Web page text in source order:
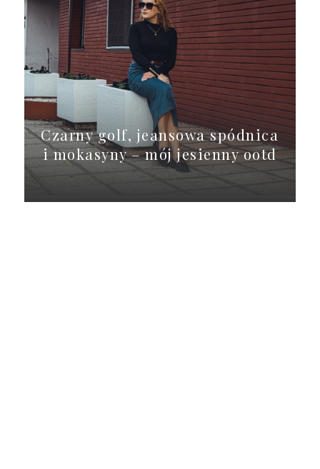
Czarny golf, jeansowa spódnica
i mokasyny – mój jesienny ootd